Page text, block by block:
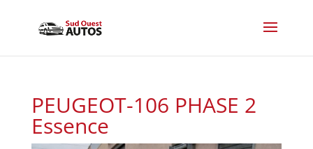
PEUGEOT-106 PHASE 2
Essence